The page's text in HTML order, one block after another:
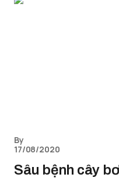
By
17/08/2020
Sâu bệnh cây